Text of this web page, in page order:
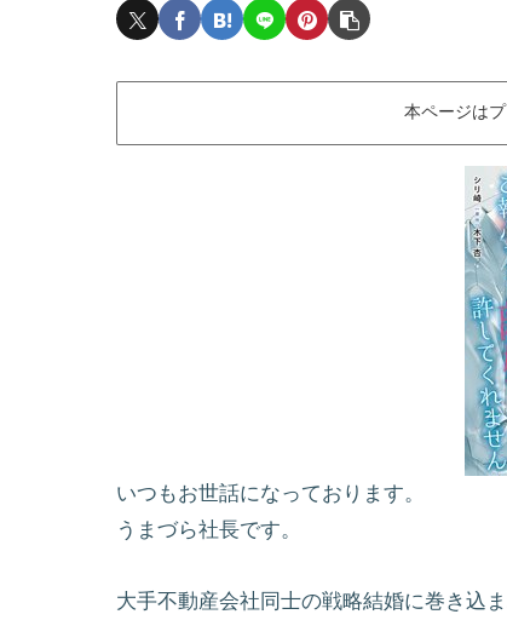
本ページは
いつもお世話になっております。
うまづら社長です。
大手不動産会社同士の戦略結婚に巻き込